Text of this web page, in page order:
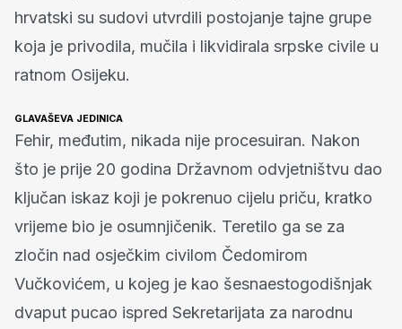
hrvatski su sudovi utvrdili postojanje tajne grupe
koja je privodila, mučila i likvidirala srpske civile u
ratnom Osijeku.
GLAVAŠEVA JEDINICA
Fehir, međutim, nikada nije procesuiran. Nakon
što je prije 20 godina Državnom odvjetništvu dao
ključan iskaz koji je pokrenuo cijelu priču, kratko
vrijeme bio je osumnjičenik. Teretilo ga se za
zločin nad osječkim civilom Čedomirom
Vučkovićem, u kojeg je kao šesnaestogodišnjak
dvaput pucao ispred Sekretarijata za narodnu